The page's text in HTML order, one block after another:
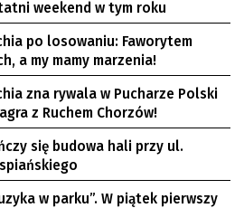
weekend w tym roku
po losowaniu: Faworytem
a my mamy marzenia!
zna rywala w Pucharze Polski
z Ruchem Chorzów!
się budowa hali przy ul.
w parku”. W piątek pierwszy